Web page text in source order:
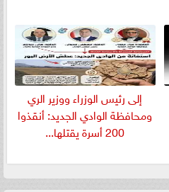
إلى رئيس الوزراء ووزير الري
ومحافظة الوادي الجديد: أنقذوا
200 أسرة يقتلها...